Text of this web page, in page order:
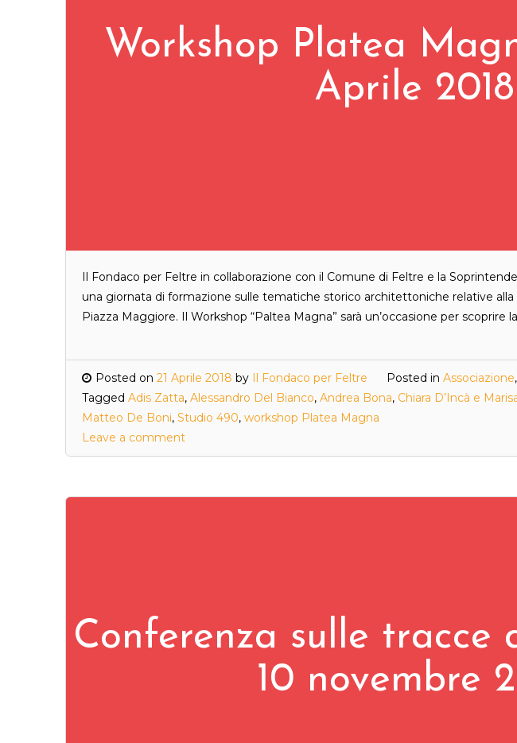
Workshop Platea
Aprile 2018
Il Fondaco per Feltre in collaborazione con il Comune di Feltre e la
una giornata di formazione sulle tematiche storico architettoniche relative
Piazza Maggiore. Il Workshop “Paltea Magna” sarà un’occasione per scoprire
Posted on 21 Aprile 2018 by Il Fondaco per Feltre Posted in Associazione,
Tagged Adis Zatta, Alessandro Del Bianco, Andrea Bona, Chiara D’Incà e
Matteo De Boni, Studio 490, workshop Platea Magna
Leave a comment
Conferenza sulle tracce
10 novembre